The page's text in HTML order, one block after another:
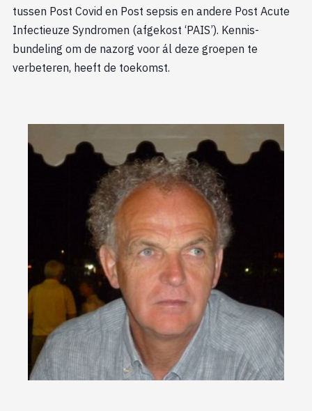
tussen Post Covid en Post sepsis en andere Post Acute
Infectieuze Syndromen (afgekost ‘PAIS’). Kennis-
bundeling om de nazorg voor ál deze groepen te
verbeteren, heeft de toekomst.